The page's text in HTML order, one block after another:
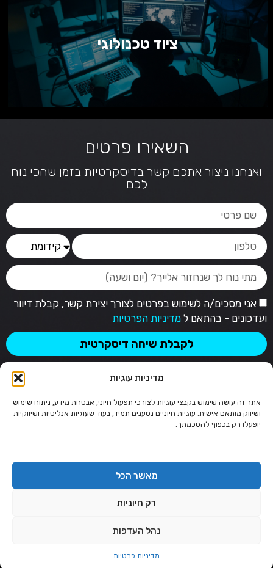
מדיניות עוגיות
אתר זה עושה שימוש בקבצי עוגיות לצורכי תפעול חיוני, אבטחת מידע, ניתוח שימוש
ושיווק מותאם אישית. עוגיות חיוניים נטענים תמיד, בעוד שעוגיות אנליטיות ושיווקיות
יופעלו רק בכפוף להסכמתך.
מאשר הכל
רק חיוניות
נהל העדפות
מדיניות פרטיות
ציוד טכנולוגי
השאירו פרטים
ואנחנו ניצור אתכם קשר בדיסקרטיות בזמן שהכי נוח
לכם
אני מסכים/ה לשימוש בפרטים לצורך יצירת קשר, קבלת דיוור
ועדכונים - בהתאם ל מדיניות הפרטיות
לקבלת שיחה דיסקרטית
TIRAM
דוא”ל: office@tiram.co.il
מדיניות פרטיות